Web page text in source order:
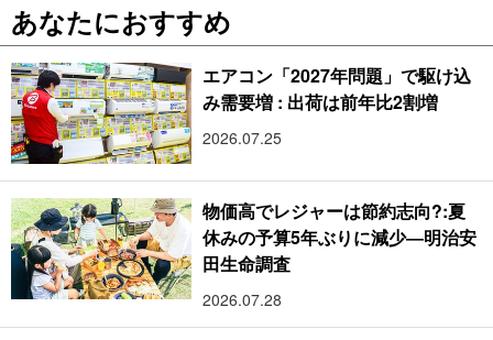
あなたにおすすめ
エアコン「2027年問題」で駆け込
み需要増 : 出荷は前年比2割増
2026.07.25
物価高でレジャーは節約志向?:夏
休みの予算5年ぶりに減少―明治安
田生命調査
2026.07.28